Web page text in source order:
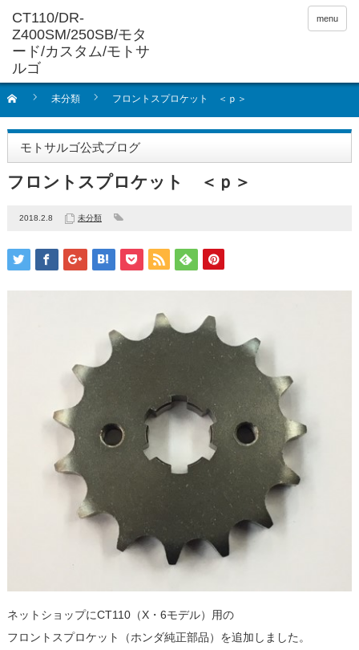
menu
未分類 フロントスプロケット ＜ｐ＞
モトサルゴ公式ブログ
フロントスプロケット ＜ｐ＞
2018.2.8 未分類
ネットショップにCT110（X・6モデル）用の
フロントスプロケット（ホンダ純正部品）を追加しました。